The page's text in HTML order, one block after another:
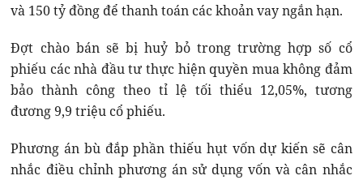
và 150 tỷ đồng để thanh toán các khoản vay ngắn hạn.
Đợt chào bán sẽ bị huỷ bỏ trong trường hợp số cổ
phiếu các nhà đầu tư thực hiện quyền mua không đảm
bảo thành công theo tỉ lệ tối thiểu 12,05%, tương
đương 9,9 triệu cổ phiếu.
Phương án bù đắp phần thiếu hụt vốn dự kiến sẽ cân
nhắc điều chỉnh phương án sử dụng vốn và cân nhắc